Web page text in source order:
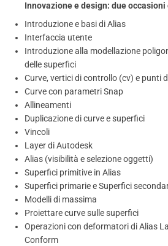
Innovazione e design: due
Introduzione e basi di Alias
Interfaccia utente
Introduzione alla modellazione
delle superfici
Curve, vertici di controllo (cv) e punti
Curve con parametri Snap
Allineamenti
Duplicazione di curve e superfici
Vincoli
Layer di Autodesk
Alias (visibilità e selezione oggetti)
Superfici primitive in Alias
Superfici primarie e Superfici
Modelli di massima
Proiettare curve sulle superfici
Operazioni con deformatori di Alias
Conform